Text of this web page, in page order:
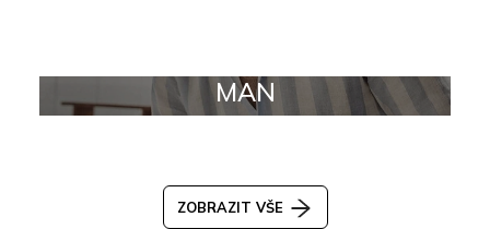
MAN
ZOBRAZIT VŠE